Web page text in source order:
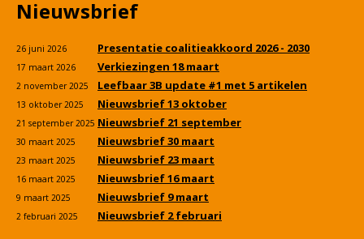
Nieuwsbrief
26 juni 2026 Presentatie coalitieakkoord 2026 - 2030
17 maart 2026 Verkiezingen 18 maart
2 november 2025 Leefbaar 3B update #1 met 5 artikelen
13 oktober 2025 Nieuwsbrief 13 oktober
21 september 2025 Nieuwsbrief 21 september
30 maart 2025 Nieuwsbrief 30 maart
23 maart 2025 Nieuwsbrief 23 maart
16 maart 2025 Nieuwsbrief 16 maart
9 maart 2025 Nieuwsbrief 9 maart
2 februari 2025 Nieuwsbrief 2 februari